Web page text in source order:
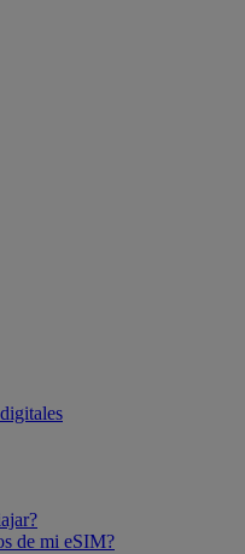
de mi eSIM?